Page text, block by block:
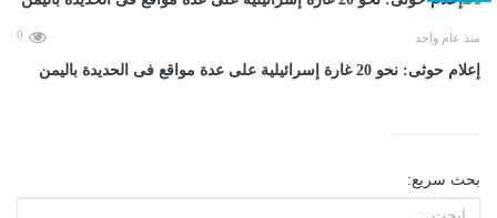
منذ عام واحد 0
إعلام حوثى: نحو 20 غارة إسرائيلية على عدة مواقع فى الحديدة باليمن
بحث سريع: